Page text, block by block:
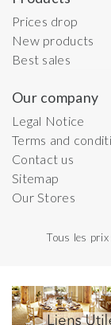
Prices drop
New products
Best sales
Our company
Legal Notice
Terms and
Contact us
Sitemap
Our Stores
Tous les